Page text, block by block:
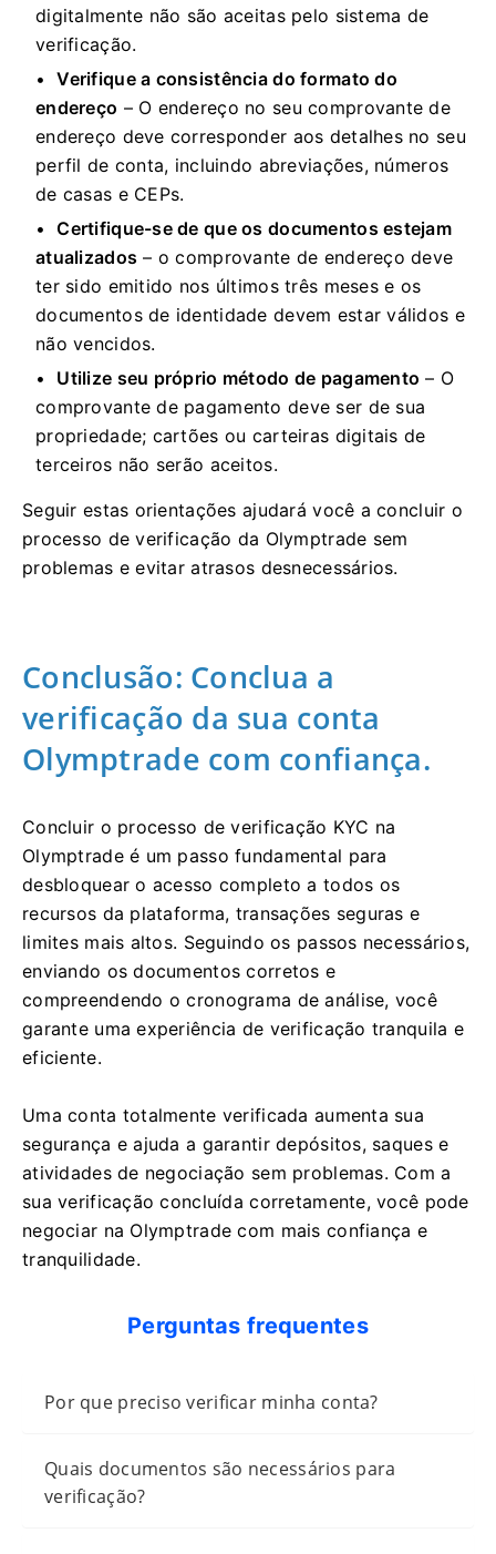
digitalmente não são aceitas pelo sistema de
verificação.
Verifique a consistência do formato do
endereço – O endereço no seu comprovante de
endereço deve corresponder aos detalhes no seu
perfil de conta, incluindo abreviações, números
de casas e CEPs.
Certifique-se de que os documentos estejam
atualizados – o comprovante de endereço deve
ter sido emitido nos últimos três meses e os
documentos de identidade devem estar válidos e
não vencidos.
Utilize seu próprio método de pagamento – O
comprovante de pagamento deve ser de sua
propriedade; cartões ou carteiras digitais de
terceiros não serão aceitos.
Seguir estas orientações ajudará você a concluir o
processo de verificação da Olymptrade sem
problemas e evitar atrasos desnecessários.
Conclusão: Conclua a
verificação da sua conta
Olymptrade com confiança.
Concluir o processo de verificação KYC na
Olymptrade é um passo fundamental para
desbloquear o acesso completo a todos os
recursos da plataforma, transações seguras e
limites mais altos. Seguindo os passos necessários,
enviando os documentos corretos e
compreendendo o cronograma de análise, você
garante uma experiência de verificação tranquila e
eficiente.
Uma conta totalmente verificada aumenta sua
segurança e ajuda a garantir depósitos, saques e
atividades de negociação sem problemas. Com a
sua verificação concluída corretamente, você pode
negociar na Olymptrade com mais confiança e
tranquilidade.
Perguntas frequentes
Por que preciso verificar minha conta?
Quais documentos são necessários para
verificação?